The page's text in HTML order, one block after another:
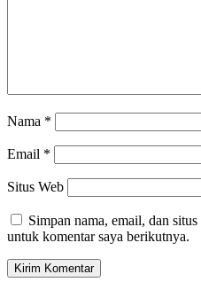
Nama *
Email *
Situs Web
Simpan nama, email, dan
untuk komentar saya berikutnya.